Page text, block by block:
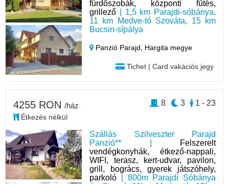
fürdőszobák, központi fűtés,
grillező | 1,5 km Parajdi-sóbánya,
11 km Medve-tó Szováta, 15 km
Bucsin-sípálya
Panzió Parajd, Hargita megye
Tichet | Card vakációs jegy
Szállás Szilveszter Parajd
Panzió** |
Felszerelt
vendégkonyhák, étkező-nappali,
WIFI, terasz, kert-udvar, pavilon,
grill, bogrács, gyerek játszóhely,
parkoló | 800m Parajdi Sóbánya
4255 RON /ház
Étkezés nélkül
1 - 23
3
8